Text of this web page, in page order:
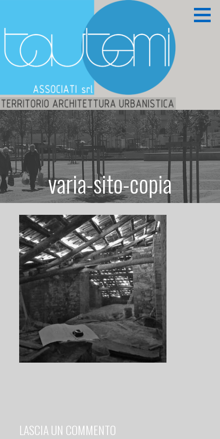
contenuto
TAUTEMI ASSOCIATI S.R.L.
Territorio Architettura Urbanistica
varia-sito-copia
LASCIA UN COMMENTO